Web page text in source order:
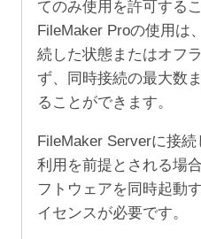
てのみ使用を許可する
FileMaker Proの使用は
続した状態またはオフ
ず、同時接続の最大数
ることができます。
FileMaker Serverに接
利用を前提とされる場
フトウェアを同時起動
イセンスが必要です。